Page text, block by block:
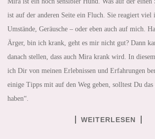
ist auf der anderen Seite ein Fluch. Sie reagiert viel
Umstände, Geräusche – oder eben auch auf mich.
Ärger, bin ich krank, geht es mir nicht gut? Dann
danach stellen, dass auch Mira krank wird. In
ich Dir von meinen Erlebnissen und Erfahrungen
einige Tipps mit auf den Weg geben, solltest Du das
haben“.
WEITERLESEN